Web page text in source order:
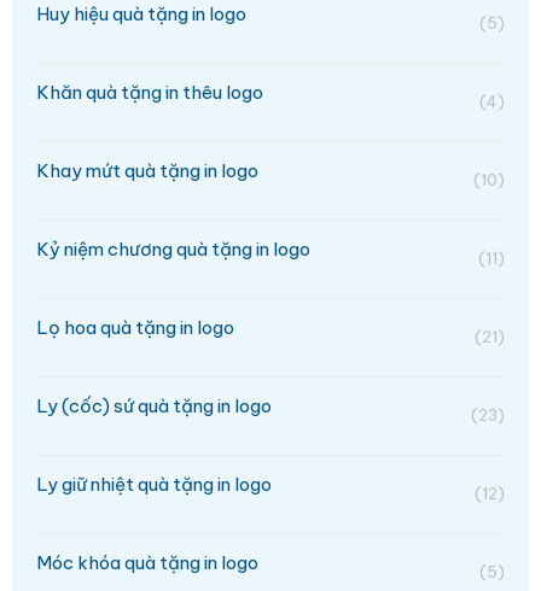
Huy hiệu quà tặng in logo (5)
Khăn quà tặng in thêu logo (4)
Khay mứt quà tặng in logo (10)
Kỷ niệm chương quà tặng in logo (11)
Lọ hoa quà tặng in logo (21)
Ly (cốc) sứ quà tặng in logo (23)
Ly giữ nhiệt quà tặng in logo (12)
Móc khóa quà tặng in logo (5)